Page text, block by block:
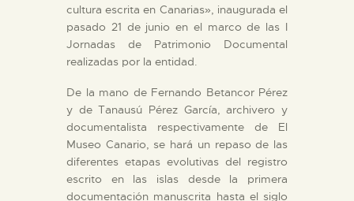
COLECCIONES
DIDÁCTICA
ESPAÑOL
cultura escrita en Canarias», inaugurada el
pasado 21 de junio en el marco de las I
Jornadas de Patrimonio Documental
realizadas por la entidad.
De la mano de Fernando Betancor Pérez
y de Tanausú Pérez García, archivero y
documentalista respectivamente de El
Museo Canario, se hará un repaso de las
diferentes etapas evolutivas del registro
escrito en las islas desde la primera
documentación manuscrita hasta el siglo